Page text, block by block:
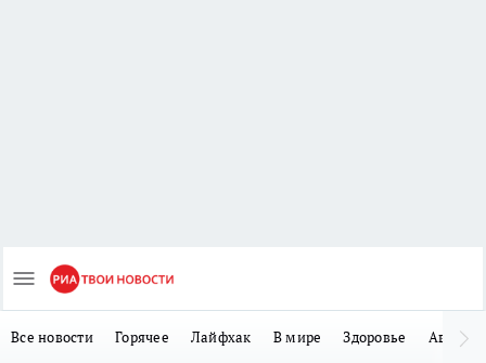
Все новости Горячее Лайфхак В мире Здоровье Авто